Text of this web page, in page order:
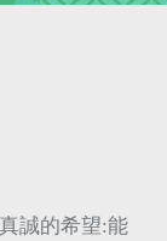
誠的希望:能